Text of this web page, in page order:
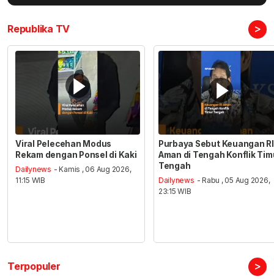
Republika TV >
Viral Pelecehan Modus
Rekam dengan Ponsel di Kaki
Dailynews - Kamis , 06 Aug 2026,
11:15 WIB
Purbaya Sebut Keuangan RI
Aman di Tengah Konflik
Tengah
Dailynews - Rabu , 05 Aug 2026,
23:15 WIB
Terpopuler >